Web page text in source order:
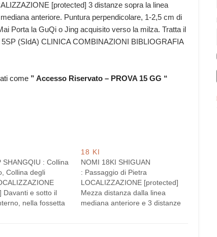
[protected] 3 distanze sopra la linea
anteriore. Puntura perpendicolare, 1-2,5 cm di
Porta la GuQi o Jing acquisito verso la milza. Tratta il
(SIdA) CLINICA COMBINAZIONI BIBLIOGRAFIA
come ” Accesso Riservato – PROVA 15 GG “
SHANGQIU : Collina
Collina degli
Davanti e sotto il
nella fossetta
18 KI
NOMI 18KI SHIGUAN
: Passaggio di Pietra
LOCALIZZAZIONE [protected]
Mezza distanza dalla linea
mediana anteriore e 3 distanze